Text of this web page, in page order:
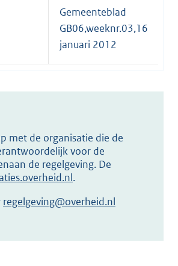
Gemeenteblad
GB06,weeknr.03,16
januari 2012
met de organisatie die de
voor de
de regelgeving. De
.
regelgeving@overheid.nl